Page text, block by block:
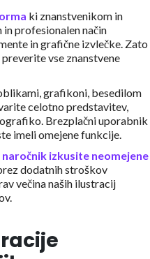
ki znanstvenikom in
in profesionalen način
in grafične izvlečke. Zato
vse znanstvene
grafikoni, besedilom
celotno predstavitev,
Brezplačni uporabnik
imeli omejene funkcije.
izkusite neomejene
dodatnih stroškov
večina naših ilustracij